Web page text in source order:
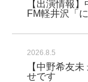
【出演情報
FM軽井沢「
2026.8.5
【中野希友
せです